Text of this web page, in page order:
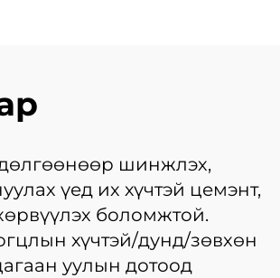
шинжлэх,
үед их хүчтэй цемэнт,
боломжтой.
хүчтэй/дунд/зөвхөн
уулын дотоод